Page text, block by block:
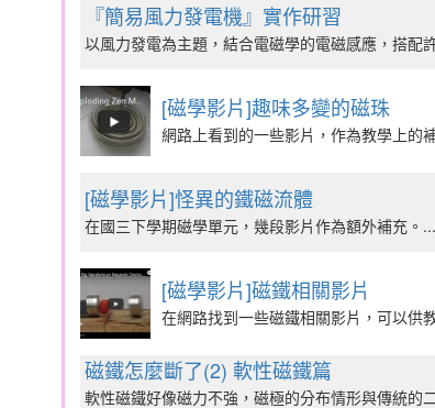
『簡易風力發電機』實作研習
以風力發電為主題，結合電磁學的電磁感應，搭配
[磁學影片]趣味多變的磁珠
網路上看到的一些影片，作為教學上的
[磁學影片]怪異的鐵磁流體
在國三下學期磁學單元，幾段影片作為額外補充。...
[磁學影片]磁鐵相關影片
在網路找到一些磁鐵相關影片，可以供
磁鐵怎麼斷了(2) 軟性磁鐵篇
軟性磁鐵好像磁力不強，磁極的分布情形與傳統的